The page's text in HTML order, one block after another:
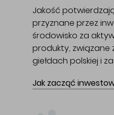
Jakość
przyznane przez
środowisko za
produkty, związane
giełdach polskiej i
Jak zacząć